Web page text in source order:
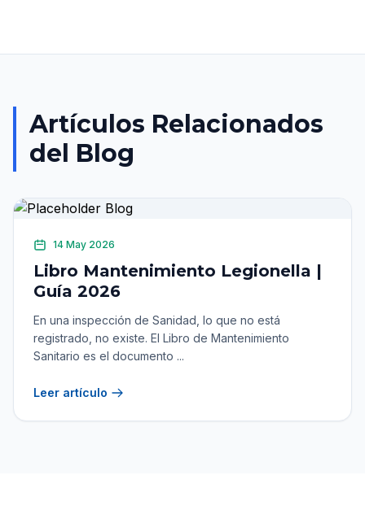
Artículos Relacionados
del Blog
14 May 2026
Libro Mantenimiento Legionella |
Guía 2026
En una inspección de Sanidad, lo que no está
registrado, no existe. El Libro de Mantenimiento
Sanitario es el documento ...
Leer artículo